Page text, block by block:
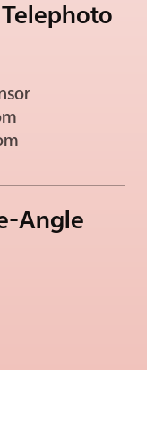
Telephoto
Angle